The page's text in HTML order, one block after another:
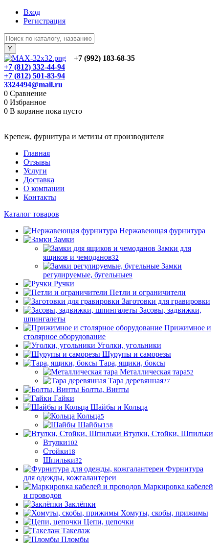
Вход
Регистрация
+7 (992) 183-68-35
+7 (812) 332-44-94
+7 (812) 501-83-94
3324494@mail.ru
0 Сравнение
0 Избранное
0 В корзине пока пусто
Крепеж, фурнитура и метизы от производителя
Главная
Отзывы
Услуги
Доставка
О компании
Контакты
Каталог товаров
Нержавеющая фурнитура
Замки
Замки для
ящиков и чемоданов32
Замки
регулируемые, бугельные9
Ручки
Петли и ограничители
Заготовки для гравировки
Засовы, задвижки,
шпингалеты
Прижимное и
столярное оборудование
Уголки, угольники
Шурупы и саморезы
Тара, ящики, боксы
Металлическая тара52
Тара деревянная27
Болты, Винты
Гайки
Шайбы и Кольца
Кольца5
Шайбы158
Втулки, Стойки, Шпильки
Втулки102
Стойки18
Шпильки32
Фурнитура
для одежды, кожгалантереи
Маркировка кабелей
и проводов
Заклёпки
Хомуты, скобы, прижимы
Цепи, цепочки
Такелаж
Пломбы